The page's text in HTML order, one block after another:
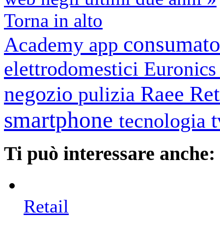
Torna in alto
Academy app
elettrodomestici
negozio pulizia Raee
smartphone tecnologia
Ti può interessare anche:
Retail